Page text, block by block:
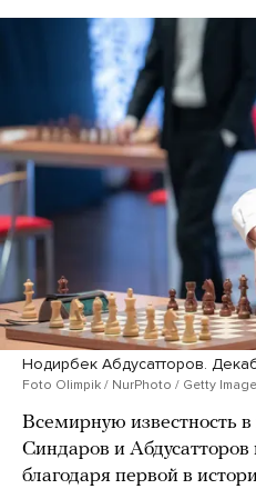
Нодирбек Абдусатторов.
Foto Olimpik / NurPhoto / Getty
Всемирную известность
Синдаров и
благодаря первой в